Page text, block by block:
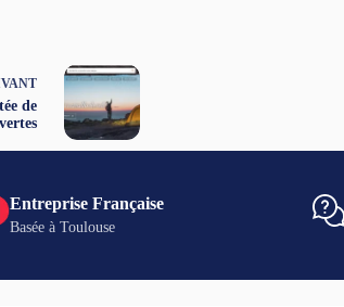
de
Entreprise Française
Basée à Toulouse